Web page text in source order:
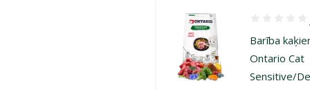
Barība
Ontario Cat
Sensitive/